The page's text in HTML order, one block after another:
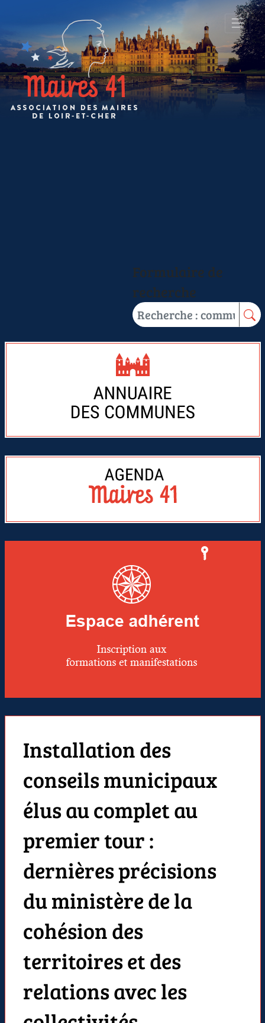
Formulaire de
recherche
Installation des
conseils municipaux
élus au complet au
premier tour :
dernières précisions
du ministère de la
cohésion des
territoires et des
relations avec les